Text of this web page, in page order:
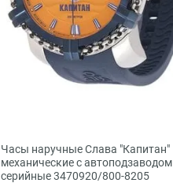
Часы наручные Слава "Капитан"
механические с автоподзаводом
серийные 3470920/800-8205